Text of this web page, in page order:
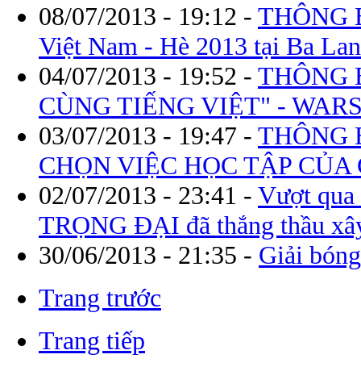
08/07/2013 - 19:12 - THÔNG
Việt Nam - Hè 2013 tại Ba Lan
04/07/2013 - 19:52 - THÔNG
CÙNG TIẾNG VIỆT" -
03/07/2013 - 19:47 - THÔNG
CHỌN VIỆC HỌC TẬP
02/07/2013 - 23:41 - Vượt
TRỌNG ĐẠI đã thắng thầu
30/06/2013 - 21:35 - Giải
Trang trước
Trang tiếp